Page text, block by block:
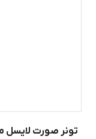
تونر صورت